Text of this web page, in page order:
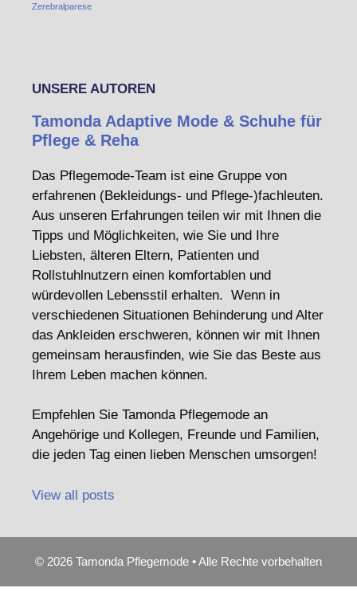
Zerebralparese
UNSERE AUTOREN
Tamonda Adaptive Mode & Schuhe für
Pflege & Reha
Das Pflegemode-Team ist eine Gruppe von
erfahrenen (Bekleidungs- und Pflege-)fachleuten.
Aus unseren Erfahrungen teilen wir mit Ihnen die
Tipps und Möglichkeiten, wie Sie und Ihre
Liebsten, älteren Eltern, Patienten und
Rollstuhlnutzern einen komfortablen und
würdevollen Lebensstil erhalten. Wenn in
verschiedenen Situationen Behinderung und Alter
das Ankleiden erschweren, können wir mit Ihnen
gemeinsam herausfinden, wie Sie das Beste aus
Ihrem Leben machen können.
Empfehlen Sie Tamonda Pflegemode an
Angehörige und Kollegen, Freunde und Familien,
die jeden Tag einen lieben Menschen umsorgen!
View all posts
© 2026 Tamonda Pflegemode • Alle Rechte vorbehalten